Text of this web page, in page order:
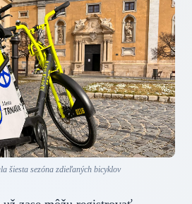
šiesta sezóna zdieľaných bicyklov